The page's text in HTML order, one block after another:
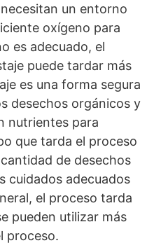
un entorno
oxígeno para
es adecuado, el
puede tardar más
es una forma segura
desechos orgánicos y
nutrientes para
que tarda el proceso
de desechos
cuidados adecuados
el proceso tarda
pueden utilizar más
proceso.